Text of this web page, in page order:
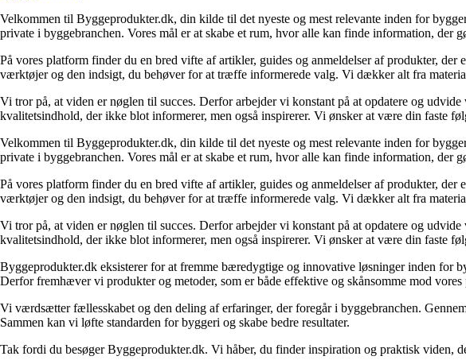
Velkommen til Byggeprodukter.dk, din kilde til det nyeste og mest relevante inden for
private i byggebranchen. Vores mål er at skabe et rum, hvor alle kan finde information, der
På vores platform finder du en bred vifte af artikler, guides og anmeldelser af produkter,
værktøjer og den indsigt, du behøver for at træffe informerede valg. Vi dækker alt fra
Vi tror på, at viden er nøglen til succes. Derfor arbejder vi konstant på at opdatere og
kvalitetsindhold, der ikke blot informerer, men også inspirerer. Vi ønsker at være din faste
Velkommen til Byggeprodukter.dk, din kilde til det nyeste og mest relevante inden for
private i byggebranchen. Vores mål er at skabe et rum, hvor alle kan finde information, der
På vores platform finder du en bred vifte af artikler, guides og anmeldelser af produkter,
værktøjer og den indsigt, du behøver for at træffe informerede valg. Vi dækker alt fra
Vi tror på, at viden er nøglen til succes. Derfor arbejder vi konstant på at opdatere og
kvalitetsindhold, der ikke blot informerer, men også inspirerer. Vi ønsker at være din faste
Byggeprodukter.dk eksisterer for at fremme bæredygtige og innovative løsninger inden for
Derfor fremhæver vi produkter og metoder, som er både effektive og skånsomme mod vores
Vi værdsætter fællesskabet og den deling af erfaringer, der foregår i byggebranchen.
Sammen kan vi løfte standarden for byggeri og skabe bedre resultater.
Tak fordi du besøger Byggeprodukter.dk. Vi håber, du finder inspiration og praktisk viden,